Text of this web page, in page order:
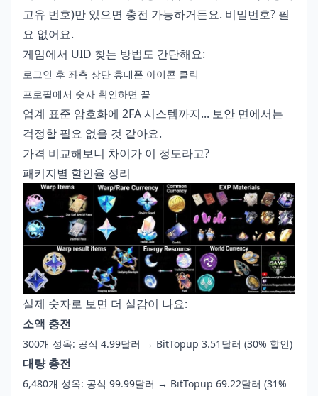
고유 번호)만 있으면 충전 가능하거든요. 비밀번호? 필
요 없어요.
게임에서 UID 찾는 방법도 간단해요:
로그인 후 좌측 상단 휴대폰 아이콘 클릭
프로필에서 숫자 확인하면 끝
업계 표준 암호화에 2FA 시스템까지... 보안 면에서는
걱정할 필요 없을 것 같아요.
가격 비교해보니 차이가 이 정도라고?
패키지별 할인율 정리
실제 숫자로 보면 더 실감이 나요:
소액 충전
300개 성옥: 공식 4.99달러 → BitTopup 3.51달러 (30% 할인)
대량 충전
6,480개 성옥: 공식 99.99달러 → BitTopup 69.22달러 (31%